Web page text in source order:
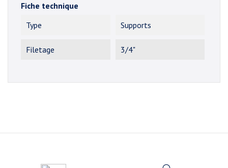
Fiche technique
Type
Supports
Filetage 3/4"